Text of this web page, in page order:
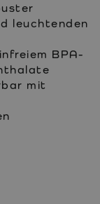
leuchtenden
BPA-
mit